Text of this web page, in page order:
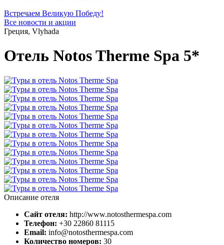
Встречаем Великую Победу!
Все новости и акции
Греция, Vlyhada
Отель Notos Therme Spa 5*
Описание отеля
Сайт отеля: http://www.notosthermespa.com
Телефон: +30 22860 81115
Email: info@notosthermespa.com
Количество номеров: 30